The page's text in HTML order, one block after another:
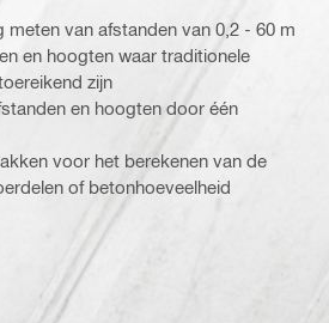
meten van afstanden van 0,2 - 60 m
en hoogten waar traditionele
zijn
en hoogten door één
voor het berekenen van de
of betonhoeveelheid